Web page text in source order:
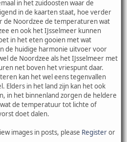
in het zuidoosten waar de
in de kaarten staat, hoe verder
de Noordzee de temperaturen wat
en ook het IJsselmeer kunnen
in het eten gooien met wat
de huidige harmonie uitvoer voor
de Noordzee als het IJsselmeer met
net boven het vriespunt daar.
kan het wel eens tegenvallen
Elders in het land zijn kan het ook
in het binnenland zorgen de heldere
de temperatuur tot lichte of
doet dalen.
images in posts, please Registeror